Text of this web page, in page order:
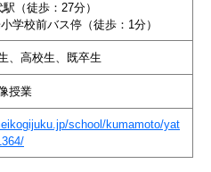
（徒歩：27分）
学校前バス停（徒歩：1分）
、高校生、既卒生
授業
school/kumamoto/yat